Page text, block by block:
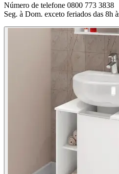
Número de telefone 0800 773 3838
Seg. à Dom. exceto feriados das 8h